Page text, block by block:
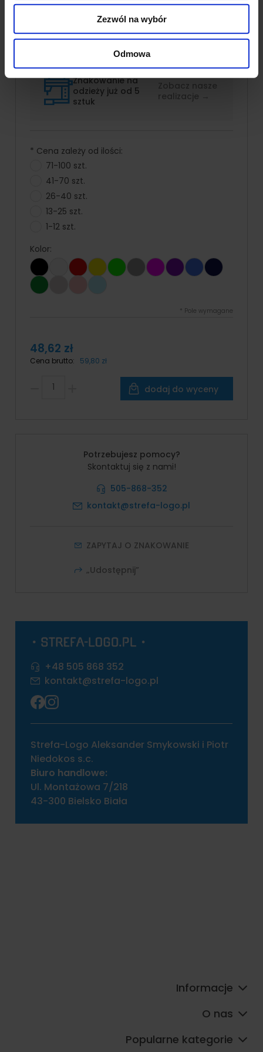
otrzymanymi od Ciebie lub uzyskanymi podczas
korzystania z ich usług.
Zezwól na wybór
Odmowa
Koszulka polo damska Gildan
Producent:Gildan| Kod produktu:85800L
duża ilość
Znakowanie na
odzieży już od 5
sztuk
realizacje →
* Cena zależy od ilości:
71-100 szt.
41-70 szt.
26-40 szt.
13-25 szt.
1-12 szt.
Kolor:
Pole wymagane
48,62 zł
Cena brutto: 59,80 zł
dodaj do wyceny
Potrzebujesz pomocy?
Skontaktuj się z nami!
505-868-352
kontakt@strefa-logo.pl
ZAPYTAJ O ZNAKOWANIE
„Udostępnij”
+48 505 868 352
kontakt@strefa-logo.pl
Strefa-Logo Aleksander Smykowski i Piotr
Niedokos s.c.
Biuro handlowe:
Ul. Montażowa 7/218
43-300 Bielsko Biała
Informacje
O nas
Popularne kategorie